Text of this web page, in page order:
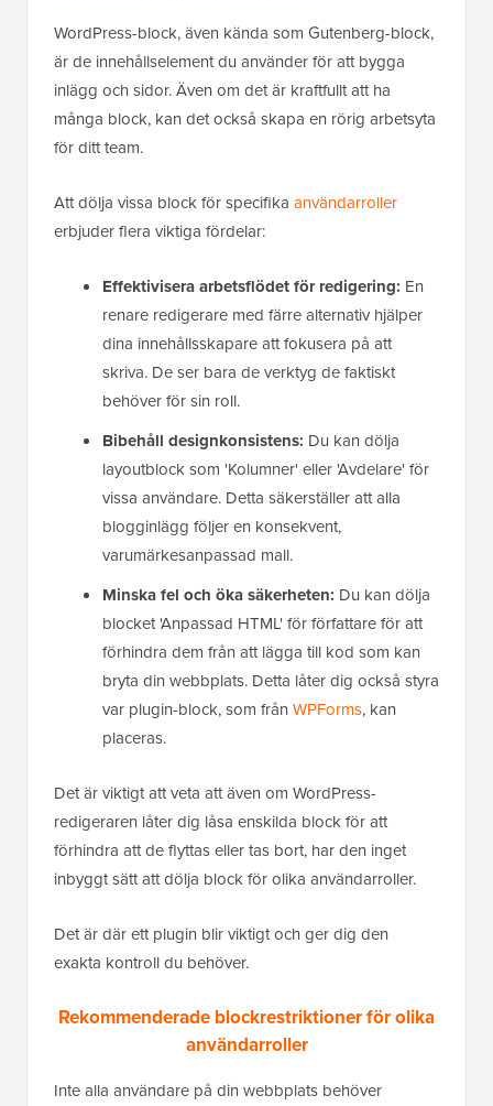
WordPress-block, även kända som Gutenberg-block,
är de innehållselement du använder för att bygga
inlägg och sidor. Även om det är kraftfullt att ha
många block, kan det också skapa en rörig arbetsyta
för ditt team.
Att dölja vissa block för specifika användarroller
erbjuder flera viktiga fördelar:
Effektivisera arbetsflödet för redigering: En
renare redigerare med färre alternativ hjälper
dina innehållsskapare att fokusera på att
skriva. De ser bara de verktyg de faktiskt
behöver för sin roll.
Bibehåll designkonsistens: Du kan dölja
layoutblock som 'Kolumner' eller 'Avdelare' för
vissa användare. Detta säkerställer att alla
blogginlägg följer en konsekvent,
varumärkesanpassad mall.
Minska fel och öka säkerheten: Du kan dölja
blocket 'Anpassad HTML' för författare för att
förhindra dem från att lägga till kod som kan
bryta din webbplats. Detta låter dig också styra
var plugin-block, som från WPForms, kan
placeras.
Det är viktigt att veta att även om WordPress-
redigeraren låter dig låsa enskilda block för att
förhindra att de flyttas eller tas bort, har den inget
inbyggt sätt att dölja block för olika användarroller.
Det är där ett plugin blir viktigt och ger dig den
exakta kontroll du behöver.
Rekommenderade blockrestriktioner för olika
användarroller
Inte alla användare på din webbplats behöver